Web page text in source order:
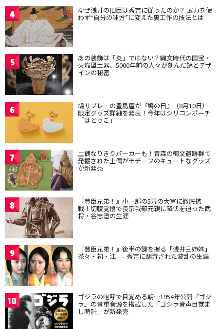
4 なぜ浅井の旧臣は秀吉に従ったのか？ 武力を使
わず“自分の味方”に変えた裏工作の技法とは
5 あの装飾は「炎」ではない？縄文時代の国宝・
火焔型土器、5000年前の人々が刻んだ謎とデザ
インの秘密
6 鳩サブレーの豊島屋が『鳩の日』（8月10日）
限定グッズ詳細を発表！今年はシリコンポーチ
「はとっこ」
7 土偶なりきりパーカーも！青森の縄文遺跡群で
発掘された土偶がモチーフのキュートなグッズ
が新発売
8 『豊臣兄弟！』小一郎の5万の大軍に徹底抗
戦！切腹覚悟で長宗我部元親に降伏を迫った武
将・谷忠澄の生涯
9 『豊臣兄弟！』後半の鍵を握る「浅井三姉妹」
茶々・初・江——秀吉に翻弄された波乱の生涯
10 ゴジラの咆哮で目覚める朝…1954年公開『ゴジ
ラ』の貴重音源を搭載した「ゴジラ音声目覚ま
し時計」が新発売